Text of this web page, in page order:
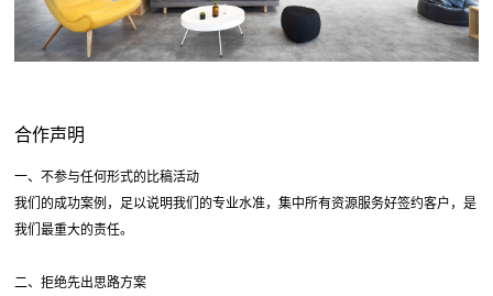
合作声明
一、不参与任何形式的比稿活动
我们的成功案例，足以说明我们的专业水准，集中所有资源服务好签约客户，是
我们最重大的责任。
二、拒绝先出思路方案